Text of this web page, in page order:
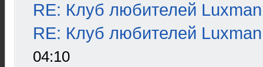
RE: Клуб любителей Luxman
RE: Клуб любителей Luxman
04:10